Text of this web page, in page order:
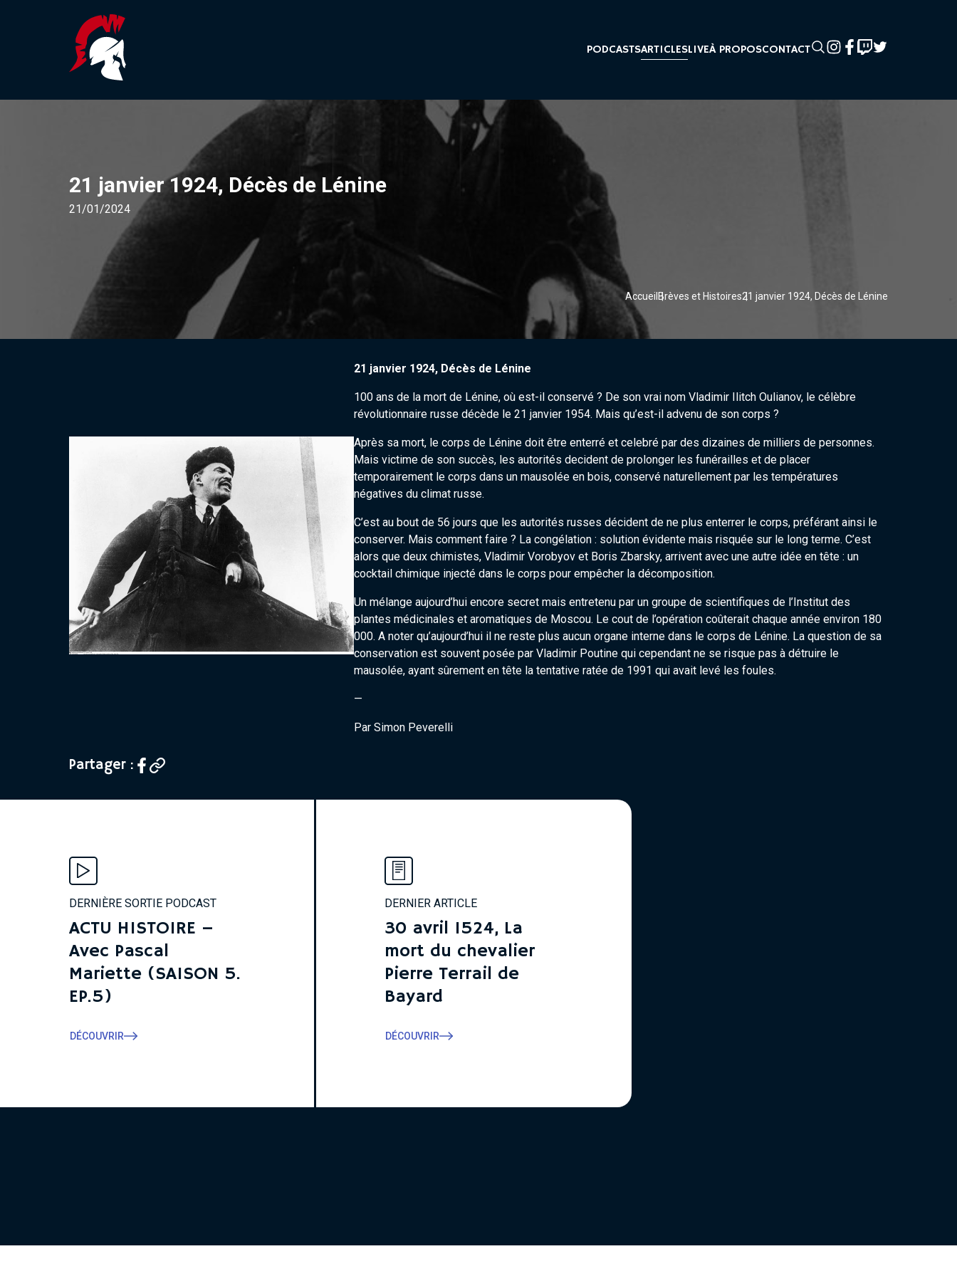
PODCASTSARTICLESLIVEÀ PROPOSCONTACT
21 janvier 1924, Décès de Lénine
21/01/2024
Accueil Brèves et Histoires21 janvier 1924, Décès de Lénine
21 janvier 1924, Décès de Lénine
100 ans de la mort de Lénine, où est-il conservé ? De son vrai nom Vladimir Ilitch Oulianov, le célèbre
révolutionnaire russe décède le 21 janvier 1954. Mais qu’est-il advenu de son corps ?
Après sa mort, le corps de Lénine doit être enterré et celebré par des dizaines de milliers de personnes.
Mais victime de son succès, les autorités decident de prolonger les funérailles et de placer
temporairement le corps dans un mausolée en bois, conservé naturellement par les températures
négatives du climat russe.
C’est au bout de 56 jours que les autorités russes décident de ne plus enterrer le corps, préférant ainsi le
conserver. Mais comment faire ? La congélation : solution évidente mais risquée sur le long terme. C’est
alors que deux chimistes, Vladimir Vorobyov et Boris Zbarsky, arrivent avec une autre idée en tête : un
cocktail chimique injecté dans le corps pour empêcher la décomposition.
Un mélange aujourd’hui encore secret mais entretenu par un groupe de scientifiques de l’Institut des
plantes médicinales et aromatiques de Moscou. Le cout de l’opération coûterait chaque année environ 180
000. A noter qu’aujourd’hui il ne reste plus aucun organe interne dans le corps de Lénine. La question de sa
conservation est souvent posée par Vladimir Poutine qui cependant ne se risque pas à détruire le
mausolée, ayant sûrement en tête la tentative ratée de 1991 qui avait levé les foules.
—
Par Simon Peverelli
Partager :
DERNIÈRE SORTIE PODCAST
ACTU HISTOIRE –
Avec Pascal
Mariette (SAISON 5.
EP.5)
DÉCOUVRIR
DERNIER ARTICLE
30 avril 1524, La
mort du chevalier
Pierre Terrail de
Bayard
DÉCOUVRIR